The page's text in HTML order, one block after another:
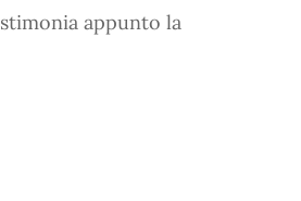
appunto la